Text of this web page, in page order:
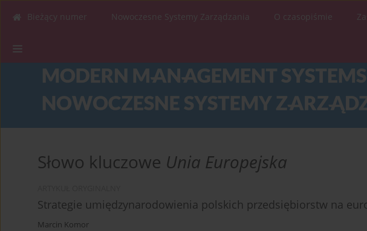
Bieżący numer Nowoczesne Systemy Zarządzania O czasopiśmie
Słowo kluczowe Unia Europejska
Strategie umiędzynarodowienia polskich przedsiębiorstw na
Marcin Komor